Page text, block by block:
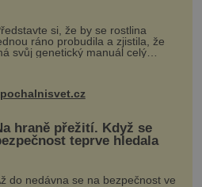
si, že by se rostlina
ráno probudila a zjistila, že
svůj genetický manuál celý
hraně přežití. Když se
teprve hledala
do nedávna se na bezpečnost ve